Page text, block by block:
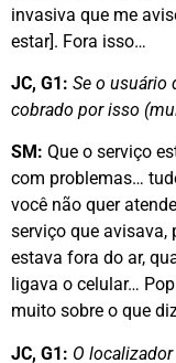
invasiva que me
estar]. Fora isso…
JC, G1: Se o usuário
cobrado por isso
SM: Que o serviço
com problemas…
você não quer
serviço que avisava,
estava fora do ar,
ligava o celular…
muito sobre o que
JC, G1: O